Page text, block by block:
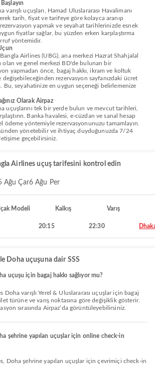
varışlı uçuşları, Hamad Uluslararası Havalimanı
tarih, fiyat ve tarifeye göre kolayca aranıp
rezervasyon yapmak ve seyahat tarihlerinizde esnek
fiyatlar sağlar, bu yüzden erken karşılaştırma
yöntemidir.
Airlines (UBG), ana merkezi Hazrat Shahjalal
olan ve genel merkezi BD'de bulunan bir
yapmadan önce, bagaj hakkı, ikram ve koltuk
rezervasyon sayfanızdaki ücret
Bu, seyahatinize en uygun seçeneği belirlemenize
Olarak Airpaz
uçuşlarını tek bir yerde bulun ve mevcut tarihleri,
Banka havalesi, e-cüzdan ve sanal hesap
ödeme yöntemiyle rezervasyonunuzu tamamlayın.
yönetebilir ve ihtiyaç duyduğunuzda 7/24
geçebilirsiniz.
Airlines uçuş tarifesini kontrol edin
Ağu Çar6 Ağu Per
Modeli Kalkış Varış
20:15 22:30
Doha uçuşuna dair SSS
uçuşu için bagaj hakkı sağlıyor mu?
türüne ve varış noktasına göre değişiklik gösterir.
sırasında Airpaz’da görüntüleyebilirsiniz.
şehrine yapılan uçuşlar için online check-in